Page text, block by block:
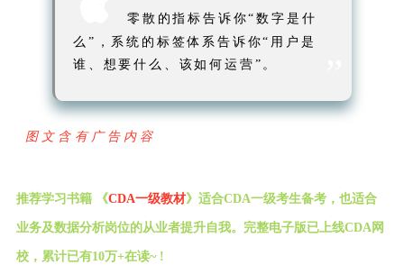
零散的指标告诉你“数字是什
么”，系统的标签体系告诉你“用户是
谁、想要什么、该如何运营”。
图文含有广告内容
推荐学习书籍 《CDA一级教材》适合CDA一级考生备考，也适合
业务及数据分析岗位的从业者提升自我。完整电子版已上线CDA网
校，累计已有10万+在读~ !